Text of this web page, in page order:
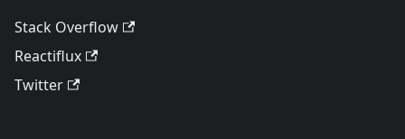
Stack Overflow
Reactiflux
Twitter